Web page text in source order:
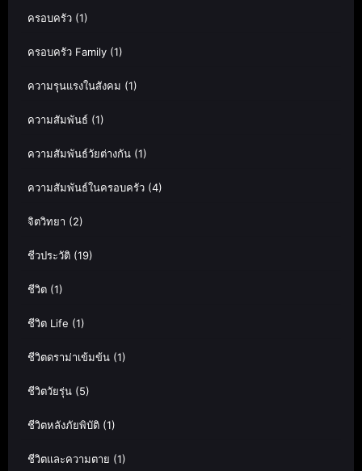
ครอบครัว (1)
ครอบครัว Family (1)
ความรุนแรงในสังคม (1)
ความสัมพันธ์ (1)
ความสัมพันธ์วัยต่างกัน (1)
ความสัมพันธ์ในครอบครัว (4)
จิตวิทยา (2)
ชีวประวัติ (19)
ชีวิต (1)
ชีวิต Life (1)
ชีวิตดราม่าเข้มข้น (1)
ชีวิตวัยรุ่น (5)
ชีวิตหลังภัยพิบัติ (1)
ชีวิตและความตาย (1)